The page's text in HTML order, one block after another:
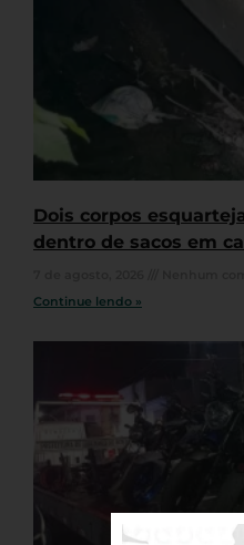
Dois corpos
dentro de sacos em
Continue lendo »